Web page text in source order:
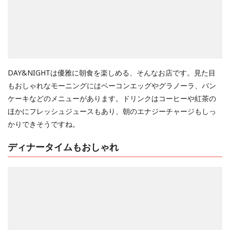
DAY&NIGHTは優雅に朝食を楽しめる、そんなお店です。見た目
もおしゃれなモーニングにはベーコンエッグやグラノーラ、パン
ケーキなどのメニューがあります。ドリンクはコーヒーや紅茶の
ほかにフレッシュジュースもあり、朝のエナジーチャージもしっ
かりできそうですね。
ディナータイムもおしゃれ